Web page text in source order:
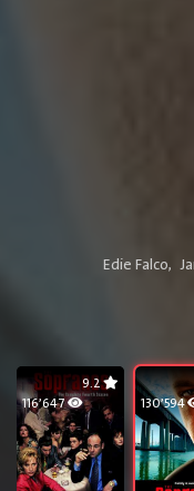
Edie Falco,
130٬594
9.2
116٬647